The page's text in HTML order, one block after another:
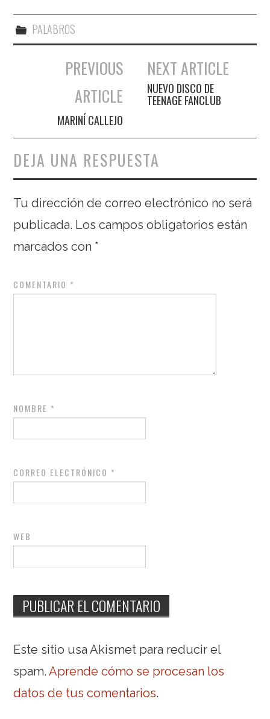
PALABROS
Navegación de entradas
PREVIOUS
ARTICLE
MARINÍ CALLEJO
NEXT ARTICLE
NUEVO DISCO DE
TEENAGE FANCLUB
DEJA UNA RESPUESTA
Tu dirección de correo electrónico no será
publicada. Los campos obligatorios están
marcados con *
COMENTARIO *
NOMBRE *
CORREO ELECTRÓNICO *
WEB
Este sitio usa Akismet para reducir el
spam.Aprende cómo se procesan los
datos de tus comentarios.